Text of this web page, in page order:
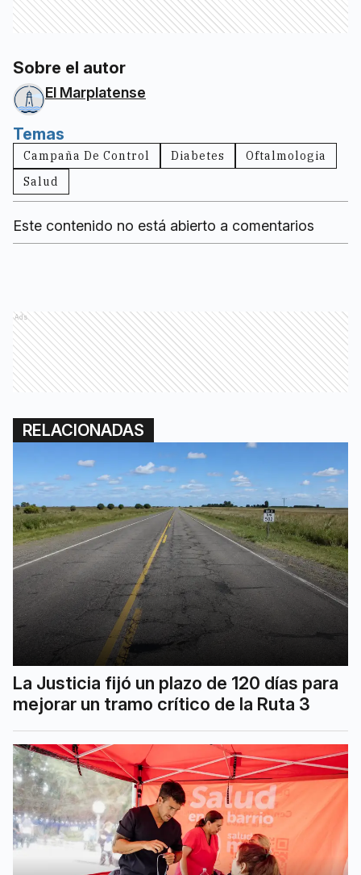
Sobre el autor
El Marplatense
Temas
Campaña De Control Diabetes
Oftalmologia
Salud
Este contenido no está abierto a comentarios
Ads
RELACIONADAS
La Justicia fijó un plazo de 120 días para
mejorar un tramo crítico de la Ruta 3